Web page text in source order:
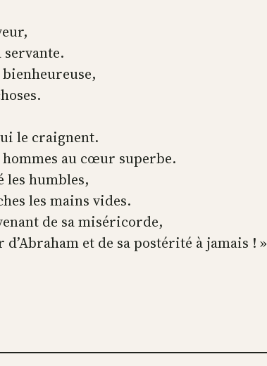
servante.
le craignent.
au cœur superbe.
les humbles,
les mains vides.
de sa miséricorde,
et de sa postérité à jamais ! »